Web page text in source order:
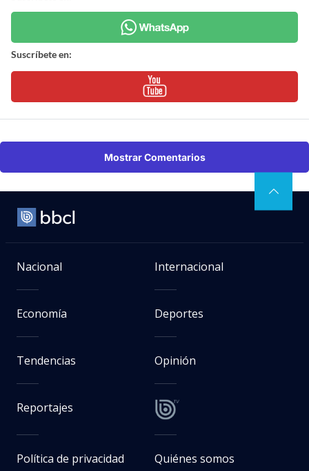
Suscríbete en:
Mostrar Comentarios
Nacional Internacional
Economía Deportes
Tendencias Opinión
Reportajes
Política de privacidad Quiénes somos